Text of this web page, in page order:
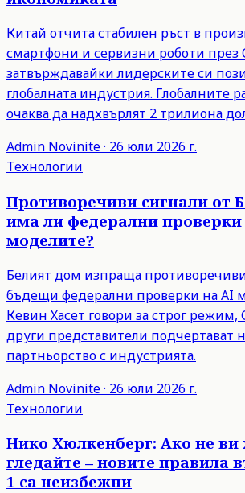
Китай отчита стабилен ръст в
смартфони и сервизни роботи през
затвърждавайки лидерските си
глобалната индустрия. Глобалните
очаква да надхвърлят 2 трилиона
Admin Novinite· 26 юли 2026 г.
Технологии
Противоречиви сигнали от
има ли федерални проверки
моделите?
Белият дом изпраща
бъдещи федерални проверки на AI
Кевин Хасет говори за строг режим,
други представители подчертават
партньорство с индустрията.
Admin Novinite· 26 юли 2026 г.
Технологии
Нико Хюлкенберг: Ако не ви
гледайте – новите правила
1 са неизбежни